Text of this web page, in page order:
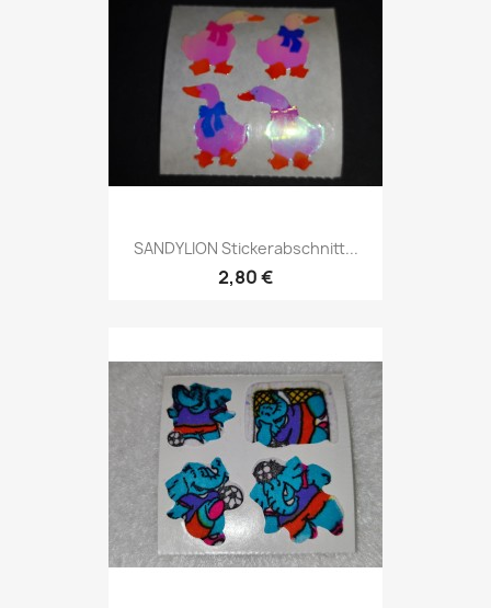
SANDYLION Stickerabschnitt...
2,80 €